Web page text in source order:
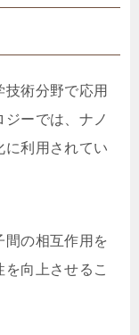
術分野で応用
ーでは、ナノ
に利用されてい
間の相互作用を
向上させるこ